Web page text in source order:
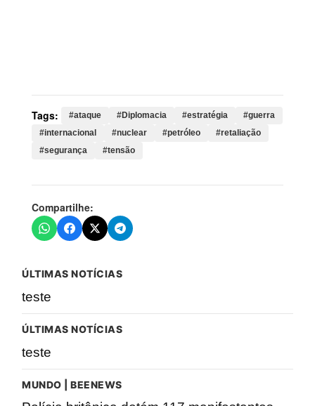
Tags: #ataque #Diplomacia #estratégia
#guerra
#internacional
#nuclear #petróleo
#retaliação
#segurança
#tensão
Compartilhe:
ÚLTIMAS NOTÍCIAS
teste
ÚLTIMAS NOTÍCIAS
teste
MUNDO | BEENEWS